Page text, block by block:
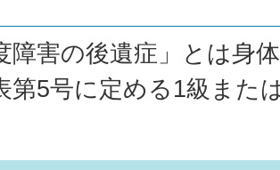
害の後遺症」とは身
第5号に定める1級また